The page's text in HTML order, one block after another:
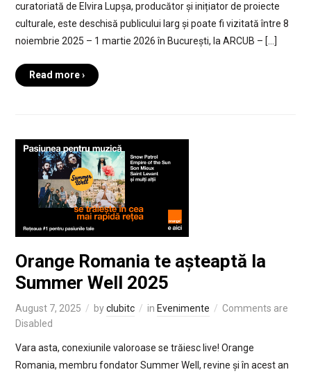
curatoriată de Elvira Lupșa, producător și inițiator de proiecte
culturale, este deschisă publicului larg și poate fi vizitată între 8
noiembrie 2025 – 1 martie 2026 în București, la ARCUB – […]
Read more ›
Orange Romania te așteaptă la
Summer Well 2025
August 7, 2025 byclubitc in Evenimente
Comments are
Disabled
Vara asta, conexiunile valoroase se trăiesc live! Orange
Romania, membru fondator Summer Well, revine și în acest an